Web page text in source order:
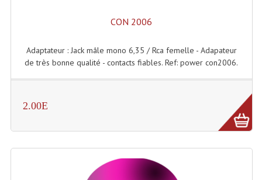
Diamants
Compresseurs , Limiteurs , Noise Gate
CON 2006
Adaptateur : Jack mâle mono 6,35 / Rca femelle - Adapateur
de très bonne qualité - contacts fiables. Ref: power con2006.
2.00E